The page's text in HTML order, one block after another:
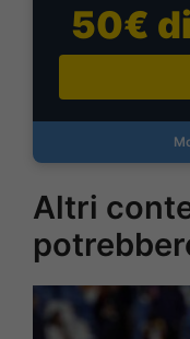
50€
Altri